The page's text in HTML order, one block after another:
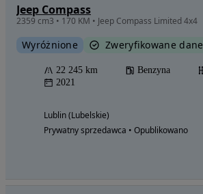
Jeep Compass
2359 cm3 • 170 KM • Jeep Compass Limited 4x4
Wyróżnione Zweryfikowane dane
22 245 km Benzyna
2021
Lublin (Lubelskie)
Prywatny sprzedawca • Opublikowano